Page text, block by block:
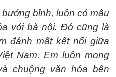
bỉnh, luôn có mâu
với bà nội. Đó cũng là
đánh mất kết nối giữa
Nam. Em luôn mong
chuộng văn hóa bên